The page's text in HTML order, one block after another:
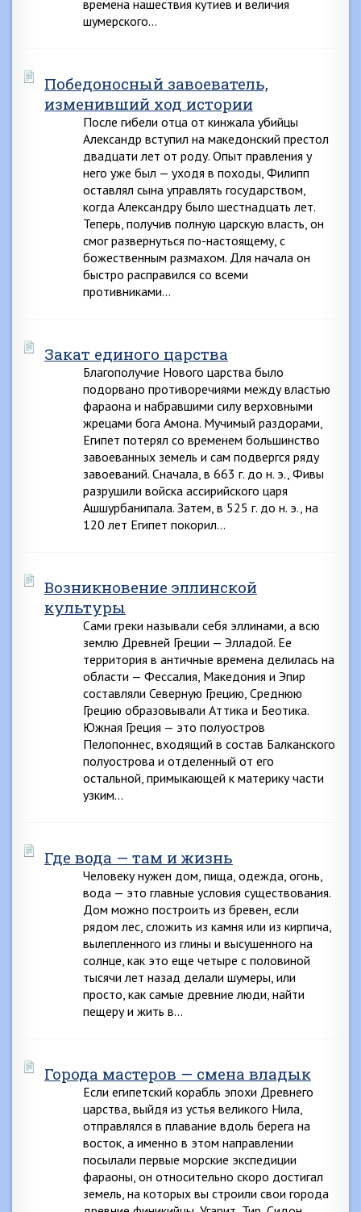
времена нашествия кутиев и величия
шумерского…
Победоносный завоеватель,
изменивший ход истории
После гибели отца от кинжала убийцы
Александр вступил на македонский престол
двадцати лет от роду. Опыт правления у
него уже был — уходя в походы, Филипп
оставлял сына управлять государством,
когда Александру было шестнадцать лет.
Теперь, получив полную царскую власть, он
смог развернуться по-настоящему, с
божественным размахом. Для начала он
быстро расправился со всеми
противниками…
Закат единого царства
Благополучие Нового царства было
подорвано противоречиями между властью
фараона и набравшими силу верховными
жрецами бога Амона. Мучимый раздорами,
Египет потерял со временем большинство
завоеванных земель и сам подвергся ряду
завоеваний. Сначала, в 663 г. до н. э., Фивы
разрушили войска ассирийского царя
Ашшурбанипала. Затем, в 525 г. до н. э., на
120 лет Египет покорил…
Возникновение эллинской
культуры
Сами греки называли себя эллинами, а всю
землю Древней Греции — Элладой. Ее
территория в античные времена делилась на
области — Фессалия, Македония и Эпир
составляли Северную Грецию, Среднюю
Грецию образовывали Аттика и Беотика.
Южная Греция — это полуостров
Пелопоннес, входящий в состав Балканского
полуострова и отделенный от его
остальной, примыкающей к материку части
узким…
Где вода — там и жизнь
Человеку нужен дом, пища, одежда, огонь,
вода — это главные условия существования.
Дом можно построить из бревен, если
рядом лес, сложить из камня или из кирпича,
вылепленного из глины и высушенного на
солнце, как это еще четыре с половиной
тысячи лет назад делали шумеры, или
просто, как самые древние люди, найти
пещеру и жить в…
Города мастеров — смена владык
Если египетский корабль эпохи Древнего
царства, выйдя из устья великого Нила,
отправлялся в плавание вдоль берега на
восток, а именно в этом направлении
посылали первые морские экспедиции
фараоны, он относительно скоро достигал
земель, на которых вы строили свои города